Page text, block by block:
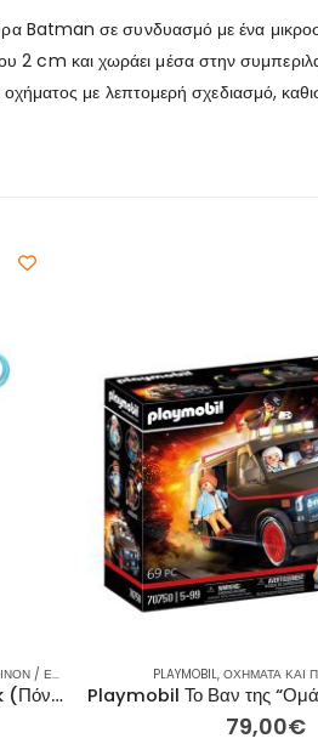
Batman σε συνδυασμό με ένα
και χωράει μέσα στην
με λεπτομερή σχεδιασμό,
/ ΕΚΕΊΝΗ ΕΤΑΙΡΕΊΕΣ,ΙΔΈΕΣ ΓΙΑ ΔΏΡΑ,ΠΌΝΥ,
Μικρό μου Πόνυ G1 – Quarterback (Πόνυ Μεγάλος Αδερφός, Χρόνος 5 1986)
PLAYMOBIL,ΟΧΉΜΑΤΑ ΚΑΙ
79,00€